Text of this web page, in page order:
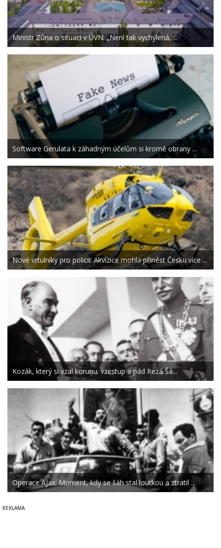
Ministr Zůna o situaci v ÚVN: „Není tak vychýlená, ...
Software Gerulata k záhadným účelům si kromě obrany ...
Nové vrtulníky pro policii: Akvizice mohla přinést Česku více ...
Kozák, který si vzal korunu: vzestup a pád Rezá Šá...
Operace Ajax: Moment, kdy se šáh stal loutkou a ztratil ...